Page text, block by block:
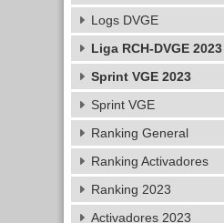
Logs DVGE
Liga RCH-DVGE 2023
Sprint VGE 2023
Sprint VGE
Ranking General
Ranking Activadores
Ranking 2023
Activadores 2023